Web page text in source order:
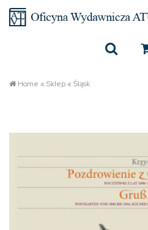
Home «Sklep«Śląsk